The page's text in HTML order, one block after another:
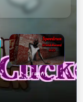
Granny